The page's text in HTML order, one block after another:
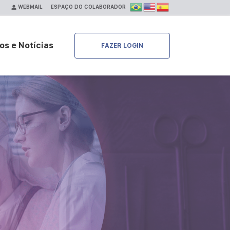
WEBMAIL ESPAÇO DO COLABORADOR
e Notícias FAZER LOGIN